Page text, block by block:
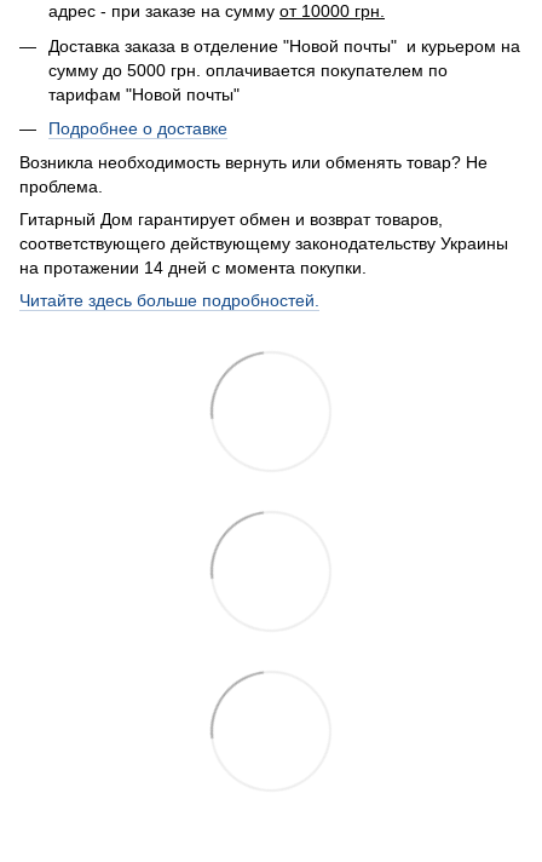
адрес - при заказе на сумму от 10000 грн.
Доставка заказа в отделение "Новой почты" и курьером на
сумму до 5000 грн. оплачивается покупателем по
тарифам "Новой почты"
Подробнее о доставке
Возникла необходимость вернуть или обменять товар? Не
проблема.
Гитарный Дом гарантирует обмен и возврат товаров,
соответствующего действующему законодательству Украины
на протажении 14 дней с момента покупки.
Читайте здесь больше подробностей.